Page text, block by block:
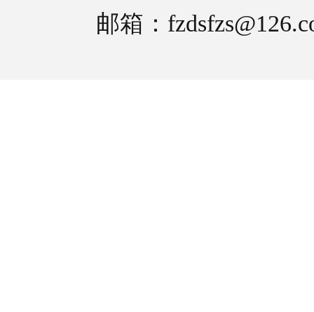
邮箱：